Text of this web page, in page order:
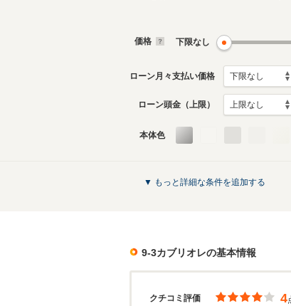
月生産モデル
9-3カブリオレのカタログを見る
価格 下限なし
ローン月々支払い価格
ローン頭金（上限）
本体色
▼ もっと詳細な条件を追加する
9-3カブリオレの基本情報
クチコミ評価 4